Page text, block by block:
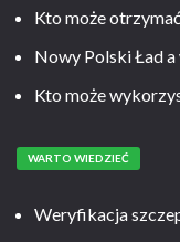
Kto może
Nowy Polski Ład
Kto może
WARTO WIEDZIEĆ
Weryfikacja